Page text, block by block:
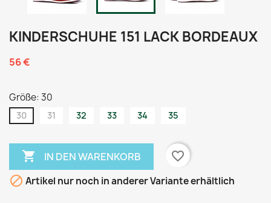
KINDERSCHUHE 151 LACK BORDEAUX
56 €
Größe: 30
30 31 32 33 34 35
 IN DEN WARENKORB
favorite_border
 Artikel nur noch in anderer Variante erhältlich